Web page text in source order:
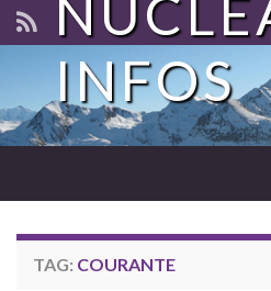
INFOS
TAG: COURANTE